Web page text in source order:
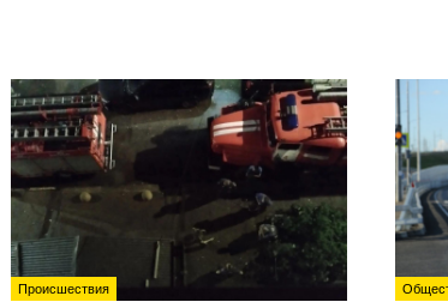
Происшествия